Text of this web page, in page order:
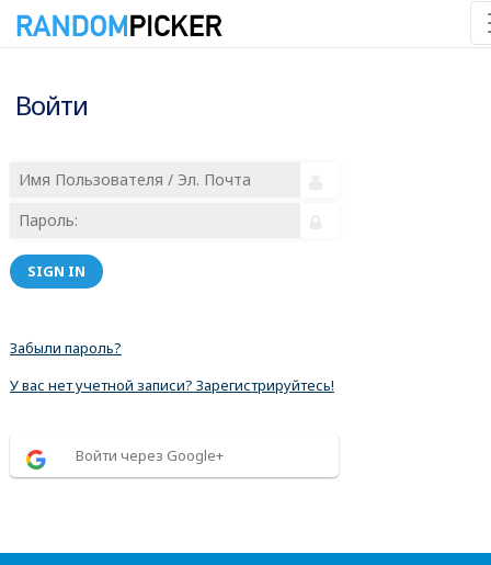
Войти
SIGN IN
Забыли пароль?
У вас нет учетной записи? Зарегистрируйтесь!
Войти через Google+